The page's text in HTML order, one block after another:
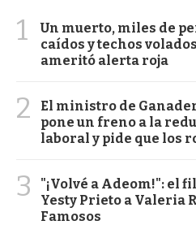
1
Un muerto, miles de
caídos y techos
ameritó alerta roja
2
El ministro de
pone un freno a la
laboral y pide que los
3
"¡Volvé a Adeom!": el
Yesty Prieto a Valeria
Famosos